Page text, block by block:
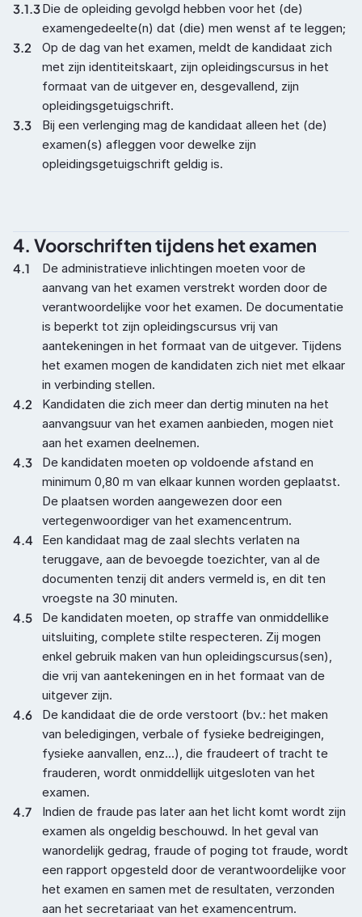
3.1.3Die de opleiding gevolgd hebben voor het (de)
examengedeelte(n) dat (die) men wenst af te leggen;
3.2
Op de dag van het examen, meldt de kandidaat zich
met zijn identiteitskaart, zijn opleidingscursus in het
formaat van de uitgever en, desgevallend, zijn
opleidingsgetuigschrift.
3.3
Bij een verlenging mag de kandidaat alleen het (de)
examen(s) afleggen voor dewelke zijn
opleidingsgetuigschrift geldig is.
4. Voorschriften tijdens het examen
4.1
De administratieve inlichtingen moeten voor de
aanvang van het examen verstrekt worden door de
verantwoordelijke voor het examen. De documentatie
is beperkt tot zijn opleidingscursus vrij van
aantekeningen in het formaat van de uitgever. Tijdens
het examen mogen de kandidaten zich niet met elkaar
in verbinding stellen.
4.2
Kandidaten die zich meer dan dertig minuten na het
aanvangsuur van het examen aanbieden, mogen niet
aan het examen deelnemen.
4.3
De kandidaten moeten op voldoende afstand en
minimum 0,80 m van elkaar kunnen worden geplaatst.
De plaatsen worden aangewezen door een
vertegenwoordiger van het examencentrum.
4.4
Een kandidaat mag de zaal slechts verlaten na
teruggave, aan de bevoegde toezichter, van al de
documenten tenzij dit anders vermeld is, en dit ten
vroegste na 30 minuten.
4.5
De kandidaten moeten, op straffe van onmiddellike
uitsluiting, complete stilte respecteren. Zij mogen
enkel gebruik maken van hun opleidingscursus(sen),
die vrij van aantekeningen en in het formaat van de
uitgever zijn.
4.6
De kandidaat die de orde verstoort (bv.: het maken
van beledigingen, verbale of fysieke bedreigingen,
fysieke aanvallen, enz...), die fraudeert of tracht te
frauderen, wordt onmiddellijk uitgesloten van het
examen.
4.7
Indien de fraude pas later aan het licht komt wordt zijn
examen als ongeldig beschouwd. In het geval van
wanordelijk gedrag, fraude of poging tot fraude, wordt
een rapport opgesteld door de verantwoordelijke voor
het examen en samen met de resultaten, verzonden
aan het secretariaat van het examencentrum.